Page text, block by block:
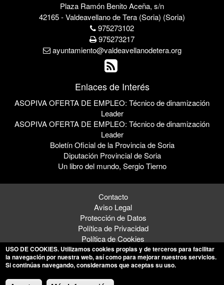
Plaza Ramón Benito Aceña, s/n
42165 - Valdeavellano de Tera (Soria) (Soria)
975273102
975273217
ayuntamiento@valdeavellanodetera.org
Enlaces de Interés
ASOPIVA OFERTA DE EMPLEO: Técnico de dinamización
Leader
ASOPIVA OFERTA DE EMPLEO: Técnico de dinamización
Leader
Boletín Oficial de la Provincia de Soria
Diputación Provincial de Soria
Un libro del mundo, Sergio Tierno
Contacto
Aviso Legal
Protección de Datos
Política de Privacidad
Política de Cookies
© 2026 - Ayuntamiento de Valdeavellano de Tera
USO DE COOKIES. Utilizamos cookies propias y de terceros para facilitar
la navegación por nuestra web, así como para mejorar nuestros servicios.
Si continúas navegando, consideramos que aceptas su uso.